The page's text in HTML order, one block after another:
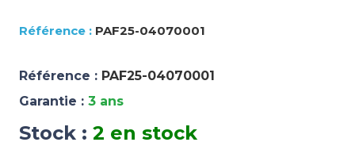
PAF25-04070001
Référence : PAF25-04070001
Garantie : 3 ans
Stock : 2 en stock